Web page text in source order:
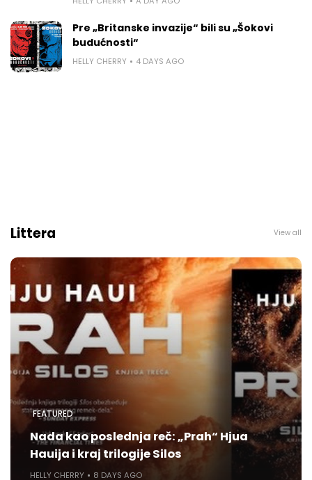
Pre „Britanske invazije“ bili su „Šokovi
budućnosti“
HELLY CHERRY 4 DAYS AGO
Littera View all
FEATURED
Nada kao poslednja reč: „Prah“ Hjua
Hauija i kraj trilogije Silos
HELLY CHERRY 8 DAYS AGO